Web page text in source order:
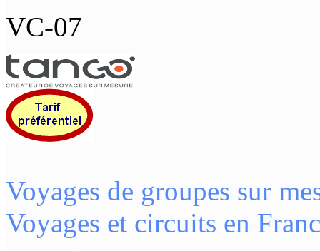
VC-07
Voyages de groupes sur
Voyages et circuits en